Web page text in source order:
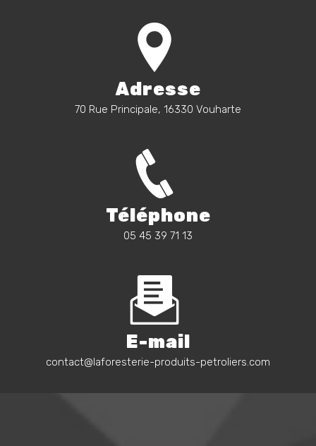
Adresse
70 Rue Principale, 16330 Vouharte
Téléphone
05 45 39 71 13
E-mail
contact@laforesterie-produits-petroliers.com